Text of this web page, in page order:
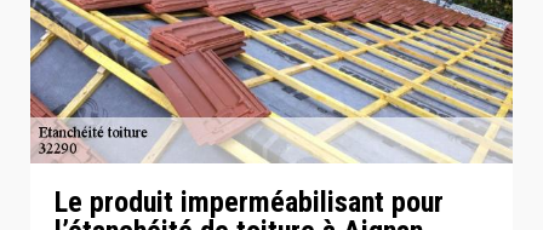
Le produit imperméabilisant pour